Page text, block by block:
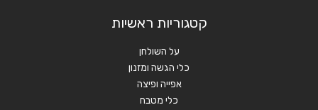
קטגוריות ראשיות
על השולחן
כלי הגשה ומזנון
אפייה ופיצה
כלי מטבח